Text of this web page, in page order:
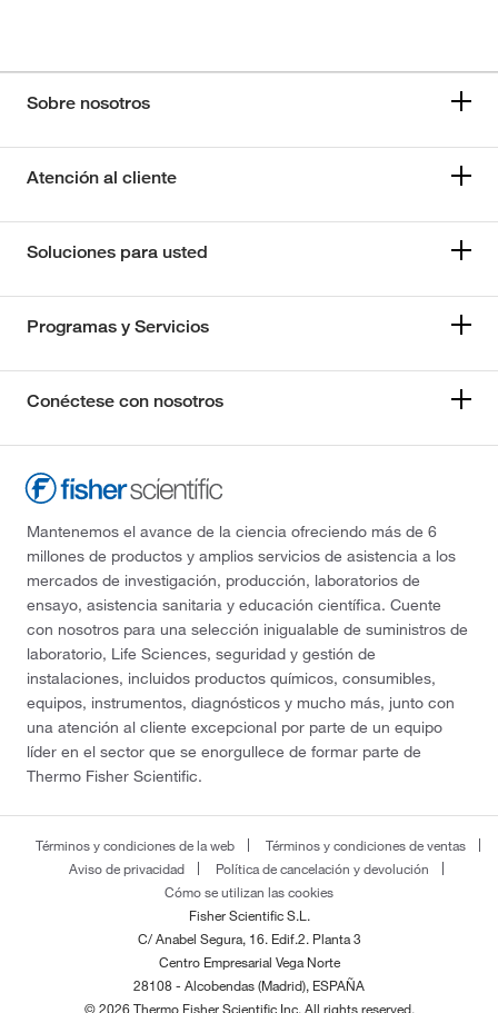
Sobre nosotros
Atención al cliente
Soluciones para usted
Programas y Servicios
Conéctese con nosotros
Mantenemos el avance de la ciencia ofreciendo más de 6
millones de productos y amplios servicios de asistencia a los
mercados de investigación, producción, laboratorios de
ensayo, asistencia sanitaria y educación científica. Cuente
con nosotros para una selección inigualable de suministros de
laboratorio, Life Sciences, seguridad y gestión de
instalaciones, incluidos productos químicos, consumibles,
equipos, instrumentos, diagnósticos y mucho más, junto con
una atención al cliente excepcional por parte de un equipo
líder en el sector que se enorgullece de formar parte de
Thermo Fisher Scientific.
Términos y condiciones de la web
Términos y condiciones de ventas
Aviso de privacidad
Política de cancelación y devolución
Cómo se utilizan las cookies
Fisher Scientific S.L.
C/ Anabel Segura, 16. Edif.2. Planta 3
Centro Empresarial Vega Norte
28108 - Alcobendas (Madrid), ESPAÑA
© 2026 Thermo Fisher Scientific Inc. All rights reserved.